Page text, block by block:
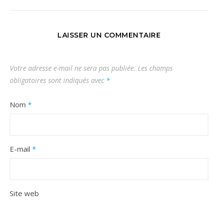
LAISSER UN COMMENTAIRE
Votre adresse e-mail ne sera pas publiée. Les champs
obligatoires sont indiqués avec *
Nom *
E-mail *
Site web